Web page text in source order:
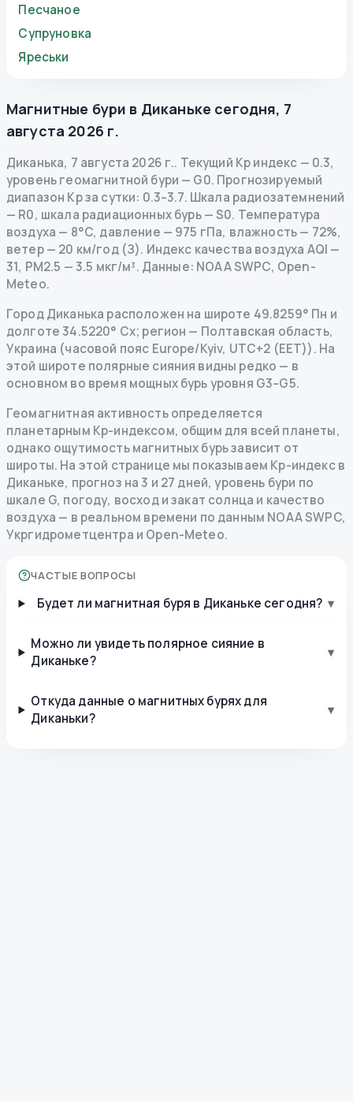
Песчаное
Супруновка
Яреськи
Магнитные бури в Диканьке сегодня, 7
августа 2026 г.
Диканька, 7 августа 2026 г.. Текущий Kp индекс — 0.3,
уровень геомагнитной бури — G0. Прогнозируемый
диапазон Kp за сутки: 0.3–3.7. Шкала радиозатемнений
— R0, шкала радиационных бурь— S0. Температура
воздуха — 8°C, давление — 975 гПа, влажность — 72%,
ветер — 20 км/год (З). Индекс качества воздуха AQI —
31, PM2.5 — 3.5 мкг/м³. Данные: NOAA SWPC, Open-
Meteo.
Город Диканька расположен на широте 49.8259° Пн и
долготе 34.5220° Сх; регион — Полтавская область,
Украина (часовой пояс Europe/Kyiv, UTC+2 (EET)). На
этой широте полярные сияния видны редко — в
основном во время мощных бурь уровня G3–G5.
Геомагнитная активность определяется
планетарным Kp-индексом, общим для всей планеты,
однако ощутимость магнитных бурь зависит от
широты. На этой странице мы показываем Kp-индекс в
Диканьке, прогноз на 3 и 27 дней, уровень бури по
шкале G, погоду, восход и закат солнца и качество
воздуха — в реальном времени по данным NOAA SWPC,
Укргидрометцентра и Open-Meteo.
ЧАСТЫЕ ВОПРОСЫ
Будет ли магнитная буря в Диканьке сегодня? ▾
Можно ли увидеть полярное сияние в
Диканьке?
▾
Откуда данные о магнитных бурях для
Диканьки?
▾